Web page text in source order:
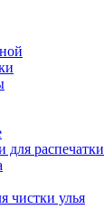
для распечатки
чистки улья